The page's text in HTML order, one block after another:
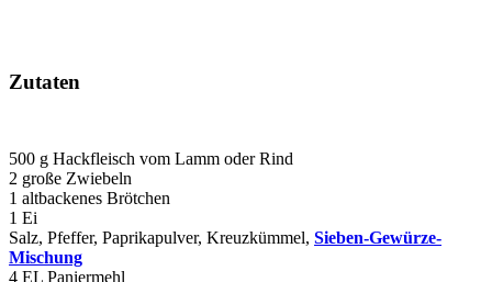
Zutaten
500 g Hackfleisch vom Lamm oder Rind
2 große Zwiebeln
1 altbackenes Brötchen
1 Ei
Salz, Pfeffer, Paprikapulver, Kreuzkümmel, Sieben-Gewürze-
Mischung
4 EL Paniermehl